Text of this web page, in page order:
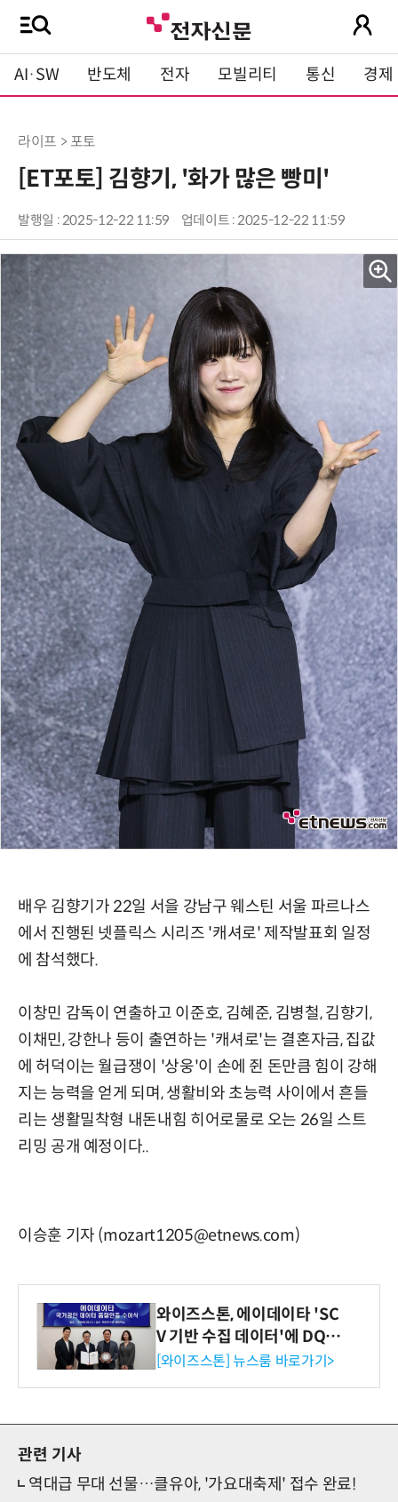
AI·SW 반도체 전자 모빌리티 통신 경제
라이프 > 포토
[ET포토] 김향기, '화가 많은 빵미'
발행일 : 2025-12-22 11:59 업데이트 : 2025-12-22 11:59
배우 김향기가 22일 서을 강남구 웨스틴 서울 파르나스
에서 진행된 넷플릭스 시리즈 '캐셔로' 제작발표회 일정
에 참석했다.
이창민 감독이 연출하고 이준호, 김혜준, 김병철, 김향기,
이채민, 강한나 등이 출연하는 '캐셔로'는 결혼자금, 집값
에 허덕이는 월급쟁이 '상웅'이 손에 쥔 돈만큼 힘이 강해
지는 능력을 얻게 되며, 생활비와 초능력 사이에서 흔들
리는 생활밀착형 내돈내힘 히어로물로 오는 26일 스트
리밍 공개 예정이다..
이승훈 기자 (mozart1205@etnews.com)
와이즈스톤, 에이데이타 'SC
V 기반 수집 데이터'에 DQ인
증 최고 등급 수여
[와이즈스톤] 뉴스룸 바로가기>
관련 기사
역대급 무대 선물…클유아, '가요대축제' 접수 완료!